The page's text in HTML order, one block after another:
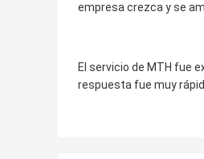
empresa crezca y se
El servicio de MTH fue
respuesta fue muy